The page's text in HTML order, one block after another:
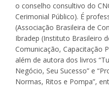
o conselho consultivo do
Cerimonial Público). É
(Associação Brasileira de
Ibradep (Instituto Brasileiro
Comunicação, Capacitação
além de autora dos livros
Negócio, Seu Sucesso” e
Normas, Ritos e Pompa”,